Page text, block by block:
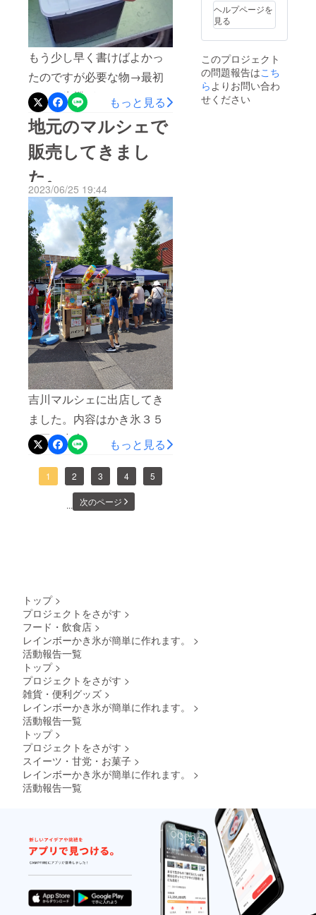
もう少し早く書けばよかっ
たのですが必要な物→最初
にかき氷機があって、シ
ロップ入れる容器、レード
ル(又はシャワー付きのボト
ル)くらいは最低必要です。
あとかき氷機の下に番重な
ど置いています。角に穴開
けてホースつないで溶けた
氷で足元がびちょびちょに
ならないようにしていま
す。あと...レインボーかき氷
マシンかな。残り３日で
す。よろしくお願いいたし
ます。
もっと見る
地元のマルシェで
販売してきまし
た。
2023/06/25 19:44
吉川マルシェに出店してき
ました。内容はかき氷３５
０円を中心にわたあめ、
ポップコーン、さつまいも
スティック機械を使ったエ
アーくじです。今日は実験
売してみました。数量的に
はかき氷70個、レインボー
かき氷85個、わたあめ22
個、さつまいもスティック
11個、ポップコーン12個、
くじ45回程でした。終盤で
氷が無くなってしまったの
で売上10万円に少し届かな
かったです。やっぱりメイ
ン商品+サブアイテムがしっ
かりしていると売上がそれ
ンボーかき氷マシン」もあ
と僅かです。是非よろしく
お願いいたします。
もっと見る
1 2 3 4 5
... 次のページ
栓 シ
リコ
ン
カップ
(ペット
ボトル
で使用
出来ま
す) ※空
ヘルプページを
見る
このプロジェクト
の問題報告はこち
ら よりお問い合わ
せください
トップ >
プロジェクトをさがす >
フード・飲食店 >
レインボーかき氷が簡単に作れます。
>
活動報告一覧
トップ >
プロジェクトをさがす >
雑貨・便利グッズ >
レインボーかき氷が簡単に作れます。
>
活動報告一覧
トップ >
プロジェクトをさがす >
スイーツ・甘党・お菓子 >
レインボーかき氷が簡単に作れます。
>
活動報告一覧